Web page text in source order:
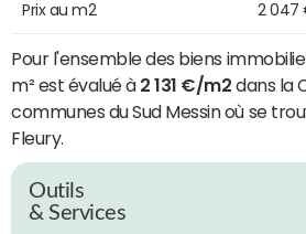
Prix au m2 2 047
Pour l'ensemble des biens
m² est évalué à 2 131 €/m2 dans la
communes du Sud Messin où se
Fleury.
Outils
& Services